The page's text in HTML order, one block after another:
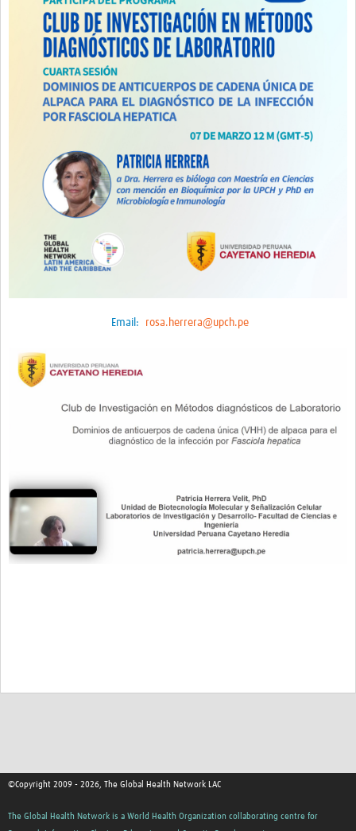
Email: rosa.herrera@upch.pe
©Copyright 2009 - 2026, The Global Health Network LAC
The Global Health Network is a World Health Organization collaborating centre for